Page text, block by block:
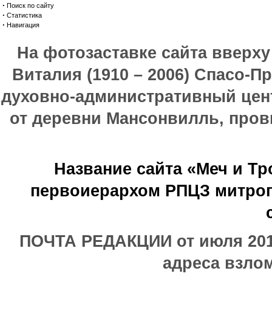
· Поиск по сайту
· Статистика
· Навигация
На фотозаставке сайта
Виталия (1910 – 2006) Спасо-
духовно-административный
от деревни Мансонвилль,
Название сайта «Меч и
первоиерархом РПЦЗ
ПОЧТА РЕДАКЦИИ от июля
адреса